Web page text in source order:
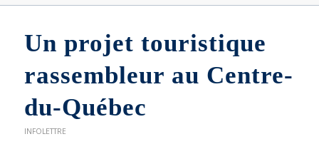
Un projet touristique
rassembleur au Centre-
du-Québec
INFOLETTRE